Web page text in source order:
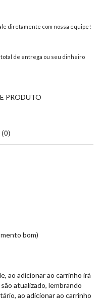
diretamente com nossa equipe!
de entrega ou seu dinheiro
PRODUTO
(0)
bom)
ao adicionar ao carrinho irá
atualizado, lembrando
ao adicionar ao carrinho